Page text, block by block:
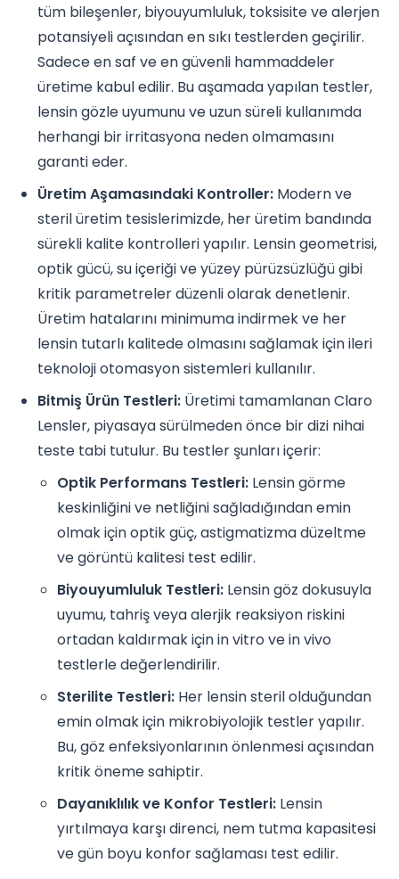
tüm bileşenler, biyouyumluluk, toksisite ve alerjen
potansiyeli açısından en sıkı testlerden geçirilir.
Sadece en saf ve en güvenli hammaddeler
üretime kabul edilir. Bu aşamada yapılan testler,
lensin gözle uyumunu ve uzun süreli kullanımda
herhangi bir irritasyona neden olmamasını
garanti eder.
Üretim Aşamasındaki Kontroller: Modern ve
steril üretim tesislerimizde, her üretim bandında
sürekli kalite kontrolleri yapılır. Lensin geometrisi,
optik gücü, su içeriği ve yüzey pürüzsüzlüğü gibi
kritik parametreler düzenli olarak denetlenir.
Üretim hatalarını minimuma indirmek ve her
lensin tutarlı kalitede olmasını sağlamak için ileri
teknoloji otomasyon sistemleri kullanılır.
Bitmiş Ürün Testleri: Üretimi tamamlanan Claro
Lensler, piyasaya sürülmeden önce bir dizi nihai
teste tabi tutulur. Bu testler şunları içerir:
Optik Performans Testleri: Lensin görme
keskinliğini ve netliğini sağladığından emin
olmak için optik güç, astigmatizma düzeltme
ve görüntü kalitesi test edilir.
Biyouyumluluk Testleri: Lensin göz dokusuyla
uyumu, tahriş veya alerjik reaksiyon riskini
ortadan kaldırmak için in vitro ve in vivo
testlerle değerlendirilir.
Sterilite Testleri: Her lensin steril olduğundan
emin olmak için mikrobiyolojik testler yapılır.
Bu, göz enfeksiyonlarının önlenmesi açısından
kritik öneme sahiptir.
Dayanıklılık ve Konfor Testleri: Lensin
yırtılmaya karşı direnci, nem tutma kapasitesi
ve gün boyu konfor sağlaması test edilir.